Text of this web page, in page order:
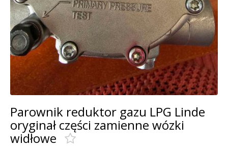
Parownik reduktor gazu LPG Linde
oryginał części zamienne wózki
widłowe